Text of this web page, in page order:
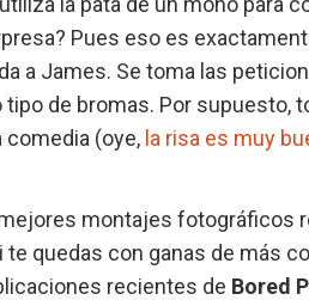
Pues eso es
a James. Se toma las
tipo de bromas. Por supuesto,
comedia (oye, la risa es muy
montajes fotográficos
quedas con ganas de más
recientes de Bored